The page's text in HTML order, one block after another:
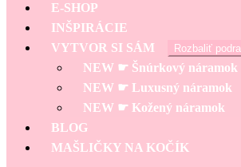
E-SHOP
INŠPIRÁCIE
VYTVOR SI SÁM
Rozbaliť
NEW ☛ Šnúrkový náramok
NEW ☛ Luxusný náramok
NEW ☛ Kožený náramok
BLOG
MAŠLIČKY NA KOČÍK